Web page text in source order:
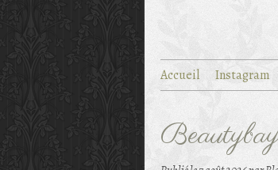
Accueil Instagram